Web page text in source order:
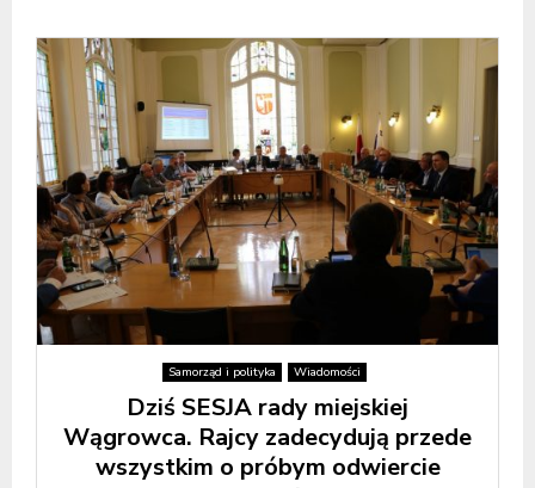
Samorząd i polityka Wiadomości
Dziś SESJA rady miejskiej
Wągrowca. Rajcy zadecydują przede
wszystkim o próbym odwiercie